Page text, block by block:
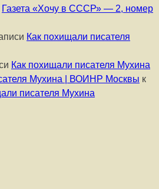
Газета «Хочу в СССР» — 2, номер
Как похищали писателя
Как похищали писателя Мухина
Мухина | ВОИНР Москвы к
писателя Мухина